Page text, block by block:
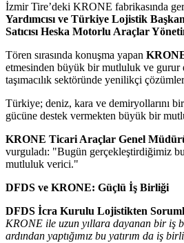
İzmir Tire’deki KRONE fabrikasında
Yardımcısı ve Türkiye Lojistik
Satıcısı Heska Motorlu Araçlar
Tören sırasında konuşma yapan
etmesinden büyük bir mutluluk ve gurur
taşımacılık sektöründe yenilikçi
Türkiye; deniz, kara ve demiryollarını
gücüne destek vermekten büyük bir
KRONE Ticari Araçlar Genel
vurguladı: "Bugün gerçekleştirdiğimiz
mutluluk verici."
DFDS ve KRONE: Güçlü İş Birliği
DFDS İcra Kurulu Lojistikten
KRONE ile uzun yıllara dayanan bir iş
ardından yaptığımız bu yatırım da iş